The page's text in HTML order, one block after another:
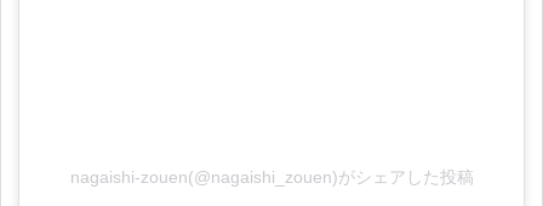
nagaishi-zouen(@nagaishi_zouen)がシェアした投稿